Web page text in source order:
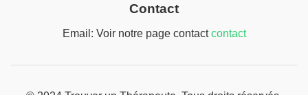
Contact
Email: Voir notre page contactcontact